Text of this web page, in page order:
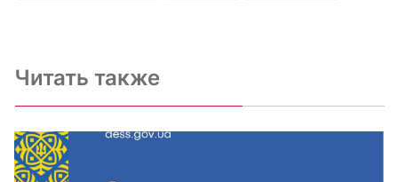
Читать также